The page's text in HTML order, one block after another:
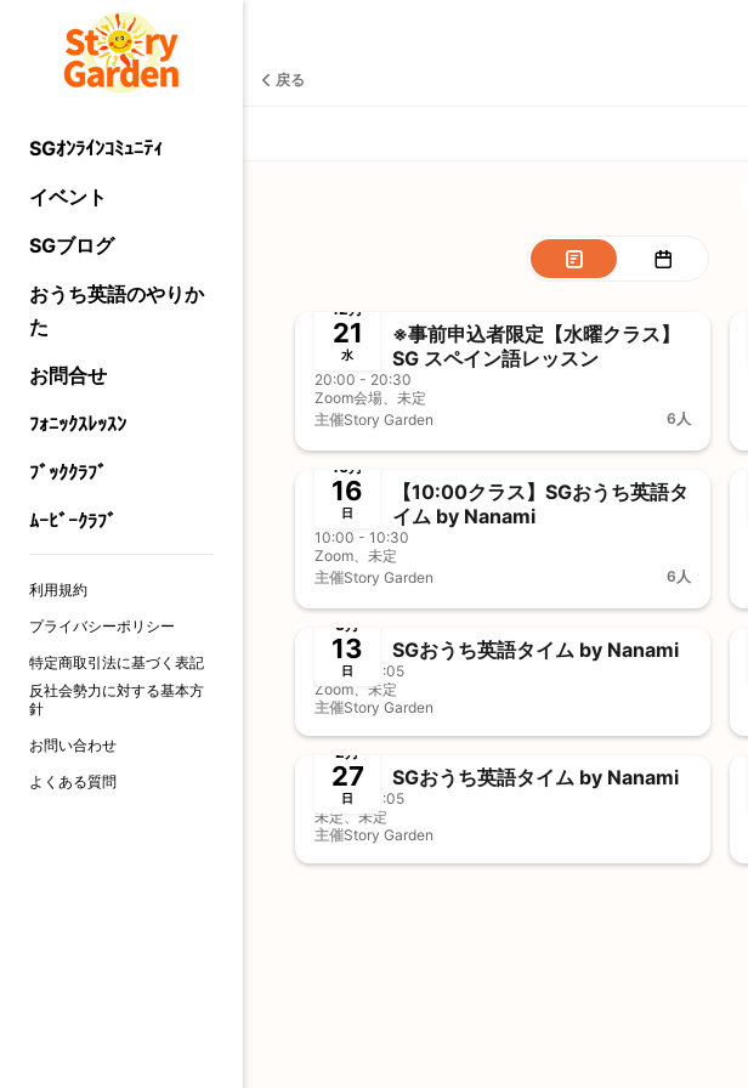
SGｵﾝﾗｲﾝｺﾐｭﾆﾃｨ
イベント
SGブログ
おうち英語のやりか
た
お問合せ
ﾌｫﾆｯｸｽﾚｯｽﾝ
ﾌﾞｯｸｸﾗﾌﾞ
ﾑｰﾋﾞｰｸﾗﾌﾞ
利用規約
プライバシーポリシー
特定商取引法に基づく表記
反社会勢力に対する基本方
針
お問い合わせ
よくある質問
戻る
12月
21
水
※事前申込者限定【水曜クラス】
SG スペイン語レッスン
20:00 - 20:30
Zoom会場、未定
主催Story Garden 6人
10月
16
日
【10:00クラス】SGおうち英語タ
イム by Nanami
10:00 - 10:30
Zoom、未定
主催Story Garden 6人
3月
13
日
SGおうち英語タイム by Nanami
10:35 - 11:05
Zoom、未定
主催Story Garden
終了
2月
27
日
SGおうち英語タイム by Nanami
10:35 - 11:05
未定、未定
主催Story Garden